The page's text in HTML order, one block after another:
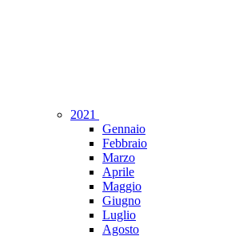
2021
Gennaio
Febbraio
Marzo
Aprile
Maggio
Giugno
Luglio
Agosto